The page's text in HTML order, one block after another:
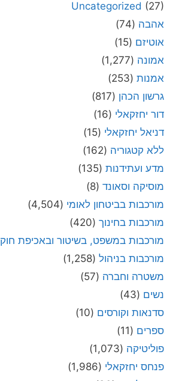
Uncategorized (27)
אהבה (74)
אוטיזם (15)
אמונה (1,277)
אמנות (253)
גרשון הכהן (817)
דור יחזקאלי (16)
דניאל יחזקאלי (15)
ללא קטגוריה (162)
מדע ועתידנות (135)
מוסיקה וסאונד (8)
מורכבות בביטחון לאומי (4,504)
מורכבות בחינוך (420)
מורכבות במשפט, בשיטור ובאכיפת חוק
מורכבות בניהול (1,258)
משטרה וחברה (57)
נשים (43)
סדנאות וקורסים (10)
ספרים (11)
פוליטיקה (1,073)
פנחס יחזקאלי (1,986)